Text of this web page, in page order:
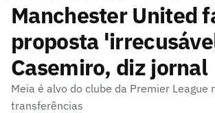
Manchester United
proposta
Casemiro, diz jornal
Meia é alvo do clube da Premier League
transferências